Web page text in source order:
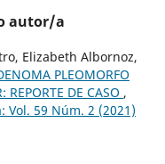
autor/a
Elizabeth Albornoz,
PLEOMORFO
REPORTE DE CASO ,
Vol. 59 Núm. 2 (2021)